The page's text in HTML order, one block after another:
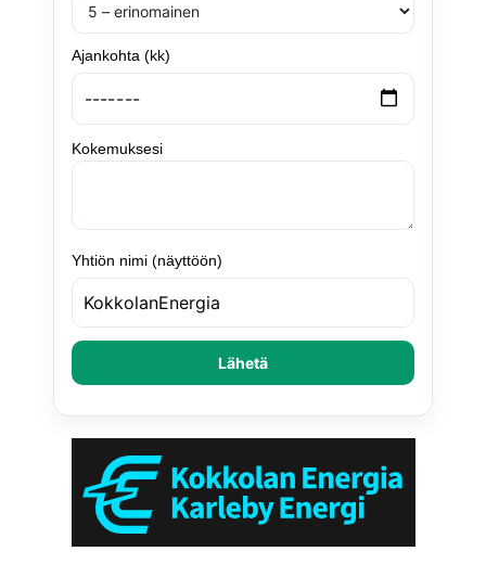
Ajankohta (kk)
Kokemuksesi
Yhtiön nimi (näyttöön)
Lähetä